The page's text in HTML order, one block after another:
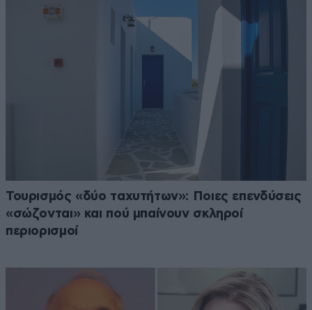
Τουρισμός «δύο ταχυτήτων»: Ποιες επενδύσεις
«σώζονται» και πού μπαίνουν σκληροί
περιορισμοί